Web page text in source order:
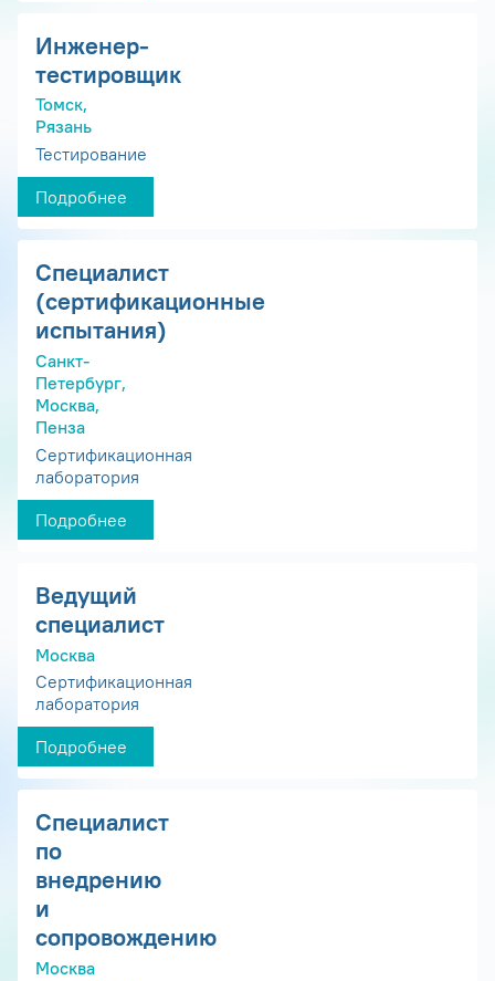
Инженер-
тестировщик
Томск,
Рязань
Тестирование
Подробнее
Специалист
(сертификационные
испытания)
Санкт-
Петербург,
Москва,
Пенза
Сертификационная
лаборатория
Подробнее
Ведущий
специалист
Москва
Сертификационная
лаборатория
Подробнее
Специалист
по
внедрению
и
сопровождению
Москва